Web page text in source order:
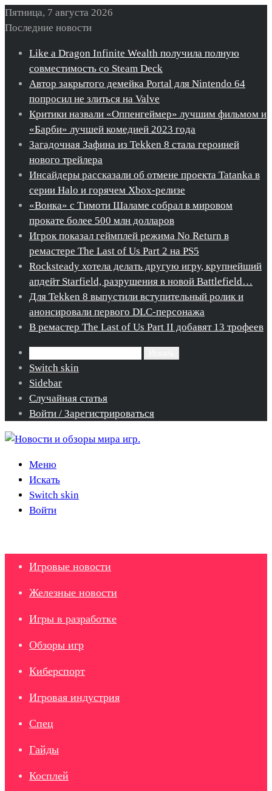
Пятница, 7 августа 2026
Последние новости
Like a Dragon Infinite Wealth получила полную
совместимость со Steam Deck
Автор закрытого демейка Portal для Nintendo 64
попросил не злиться на Valve
Критики назвали «Оппенгеймер» лучшим фильмом и
«Барби» лучшей комедией 2023 года
Загадочная Зафина из Tekken 8 стала героиней
нового трейлера
Инсайдеры рассказали об отмене проекта Tatanka в
серии Halo и горячем Xbox-релизе
«Вонка» с Тимоти Шаламе собрал в мировом
прокате более 500 млн долларов
Игрок показал геймплей режима No Return в
ремастере The Last of Us Part 2 на PS5
Rocksteady хотела делать другую игру, крупнейший
апдейт Starfield, разрушения в новой Battlefield…
Для Tekken 8 выпустили вступительный ролик и
анонсировали первого DLC-персонажа
В ремастер The Last of Us Part II добавят 13 трофеев
Switch skin
Sidebar
Случайная статья
Войти / Зарегистрироваться
Меню
Искать
Switch skin
Войти
Игровые новости
Железные новости
Игры в разработке
Обзоры игр
Киберспорт
Игровая индустрия
Спец
Гайды
Косплей